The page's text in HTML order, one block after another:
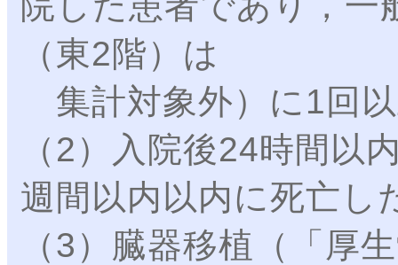
（東2階）は
集計対象外）に1回
（2）入院後24時間以
週間以内以内に死亡し
（3）臓器移植（「厚